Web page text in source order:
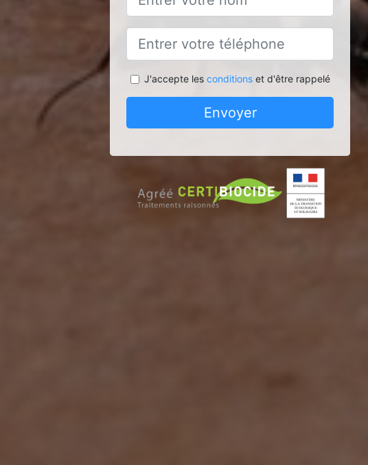
J'accepte les conditionset d'être rappelé
Envoyer